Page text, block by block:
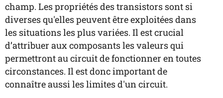
champ. Les propriétés des transistors sont si
diverses qu'elles peuvent être exploitées dans
les situations les plus variées. Il est crucial
d’attribuer aux composants les valeurs qui
permettront au circuit de fonctionner en toutes
circonstances. Il est donc important de
connaître aussi les limites d'un circuit.